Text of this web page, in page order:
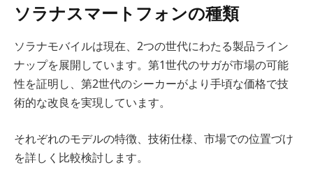
ソラナスマートフォンの種類
ソラナモバイルは現在、2つの世代にわたる製品ライン
ナップを展開しています。第1世代のサガが市場の可能
性を証明し、第2世代のシーカーがより手頃な価格で技
術的な改良を実現しています。
それぞれのモデルの特徴、技術仕様、市場での位置づけ
を詳しく比較検討します。